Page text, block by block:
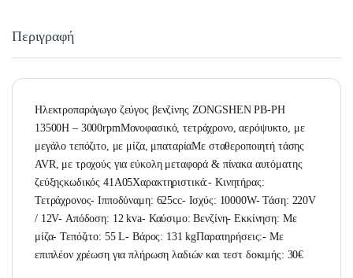
Περιγραφή
Ηλεκτροπαράγωγο ζεύγος βενζίνης ZONGSHEN PB-PH
13500H – 3000rpmΜονοφασικό, τετράχρονο, αερόψυκτο, με
μεγάλο τεπόζιτο, με μίζα, μπαταρίαΜε σταθεροποιητή τάσης
AVR, με τροχούς για εύκολη μεταφορά & πίνακα αυτόματης
ζεύξηςκωδικός 41Α05Χαρακτηριστικά:- Κινητήρας:
Τετράχρονος- Ιπποδύναμη: 625cc- Ισχύς: 10000W- Τάση: 220V
/ 12V- Απόδοση: 12 kva- Καύσιμο: Βενζίνη- Εκκίνηση: Με
μίζα- Τεπόζιτο: 55 L- Βάρος: 131 kgΠαρατηρήσεις:- Με
επιπλέον χρέωση για πλήρωση λαδιών και τεστ δοκιμής: 30€